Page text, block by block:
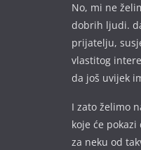
No, mi ne
dobrih ljudi.
prijatelju,
vlastitog
da još uvijek
I zato želimo
koje će
za neku od